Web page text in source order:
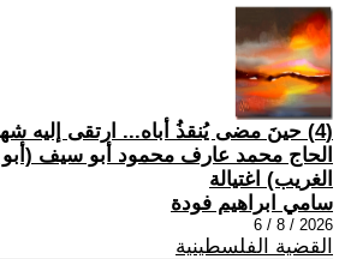
(4) حينَ مضى يُنقذُ أباه... ارتقى إليه
الحاج محمد عارف محمود أبو سيف
الغريب) اغتيالة
سامي ابراهيم فودة
2026 / 8 / 6
القضية الفلسطينية